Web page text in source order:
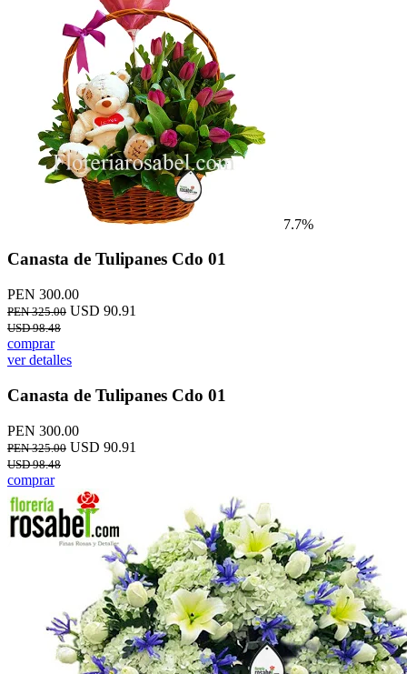
7.7%
Canasta de Tulipanes Cdo 01
PEN 300.00
PEN 325.00 USD 90.91
USD 98.48
comprar
ver detalles
Canasta de Tulipanes Cdo 01
PEN 300.00
PEN 325.00 USD 90.91
USD 98.48
comprar